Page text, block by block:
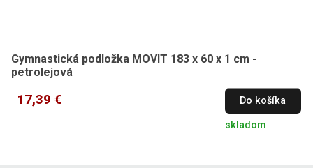
Gymnastická podložka MOVIT 183 x 60 x 1 cm -
petrolejová
17,39 € Do košíka
skladom